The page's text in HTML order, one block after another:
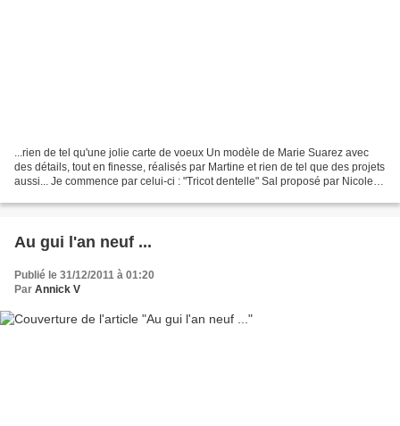
...rien de tel qu'une jolie carte de voeux Un modèle de Marie Suarez avec
des détails, tout en finesse, réalisés par Martine et rien de tel que des projets
aussi... Je commence par celui-ci : "Tricot dentelle" Sal proposé par Nicole
Au gui l'an neuf ...
Publié le 31/12/2011 à 01:20
Par Annick V